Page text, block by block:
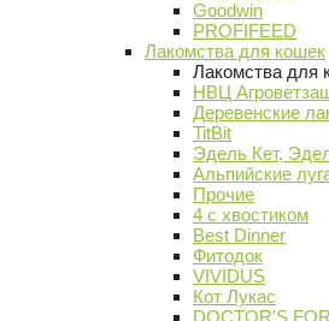
Goodwin
PROFIFEED
Лакомства для кошек
Лакомства для
НВЦ
Деревенские
TitBit
Эдель Кет,
Альпийские
Прочие
4 с хвостиком
Best Dinner
Фитодок
VIVIDUS
Кот Лукас
DOCTOR'S